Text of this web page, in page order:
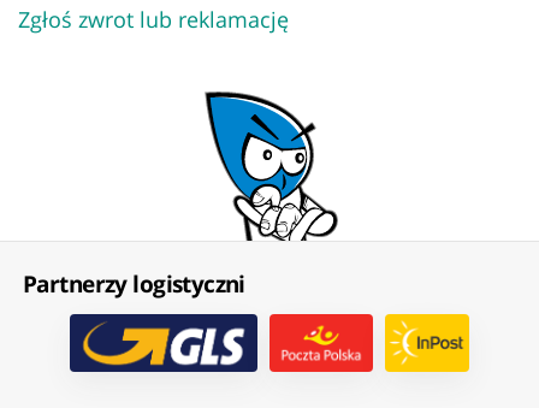
Zgłoś zwrot lub reklamację
Partnerzy logistyczni